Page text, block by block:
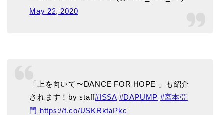
May 22, 2020
「上を向いて〜DANCE FOR HOPE 」も紹介
されます！by staff#ISSA #DAPUMP #宮本亞
門 https://t.co/USKRktaPkc